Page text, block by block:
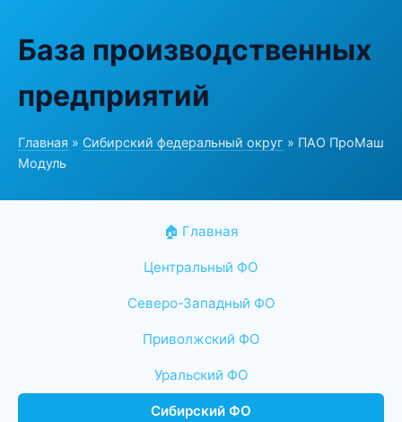
База производственных
предприятий
Главная » Сибирский федеральный округ » ПАО ПроМаш
Модуль
🏠 Главная
Центральный ФО
Северо-Западный ФО
Приволжский ФО
Уральский ФО
Сибирский ФО